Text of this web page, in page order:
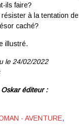
ils faire?
à la tentation de
caché?
illustré.
le 24/02/2022
éditeur :
- AVENTURE,